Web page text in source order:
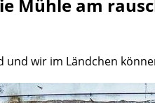
Mühle am
und wir im Ländchen